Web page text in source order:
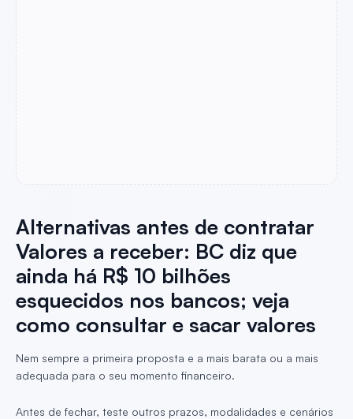
Alternativas antes de contratar
Valores a receber: BC diz que
ainda há R$ 10 bilhões
esquecidos nos bancos; veja
como consultar e sacar valores
Nem sempre a primeira proposta e a mais barata ou a mais
adequada para o seu momento financeiro.
Antes de fechar, teste outros prazos, modalidades e cenários